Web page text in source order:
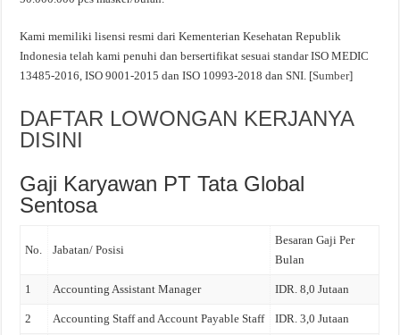
Kami memiliki lisensi resmi dari Kementerian Kesehatan Republik
Indonesia telah kami penuhi dan bersertifikat sesuai standar ISO MEDIC
13485-2016, ISO 9001-2015 dan ISO 10993-2018 dan SNI. [Sumber]
DAFTAR LOWONGAN KERJANYA
DISINI
Gaji Karyawan PT Tata Global
Sentosa
No. Jabatan/ Posisi
Besaran Gaji Per
Bulan
1 Accounting Assistant Manager IDR. 8,0 Jutaan
2 Accounting Staff and Account Payable Staff IDR. 3,0 Jutaan